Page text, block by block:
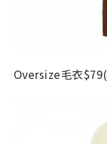
Oversize毛衣$79(